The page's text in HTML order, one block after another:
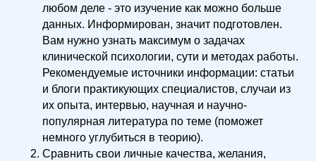
любом деле - это изучение как можно больше
данных. Информирован, значит подготовлен.
Вам нужно узнать максимум о задачах
клинической психологии, сути и методах работы.
Рекомендуемые источники информации: статьи
и блоги практикующих специалистов, случаи из
их опыта, интервью, научная и научно-
популярная литература по теме (поможет
немного углубиться в теорию).
Сравнить свои личные качества, желания,